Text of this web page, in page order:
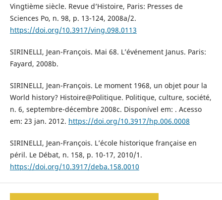
Vingtième siècle. Revue d’Histoire, Paris: Presses de
Sciences Po, n. 98, p. 13-124, 2008a/2.
https://doi.org/10.3917/ving.098.0113
SIRINELLI, Jean-François. Mai 68. L’événement Janus. Paris:
Fayard, 2008b.
SIRINELLI, Jean-François. Le moment 1968, un objet pour la
World history? Histoire@Politique. Politique, culture, société,
n. 6, septembre-décembre 2008c. Disponível em: . Acesso
em: 23 jan. 2012. https://doi.org/10.3917/hp.006.0008
SIRINELLI, Jean-François. L’école historique française en
péril. Le Débat, n. 158, p. 10-17, 2010/1.
https://doi.org/10.3917/deba.158.0010